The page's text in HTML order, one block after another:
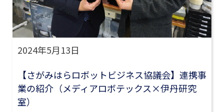
2024年5月13日
【さがみはらロボットビジネス協議会】連携事
業の紹介（メディアロボテックス×伊丹研究
室）